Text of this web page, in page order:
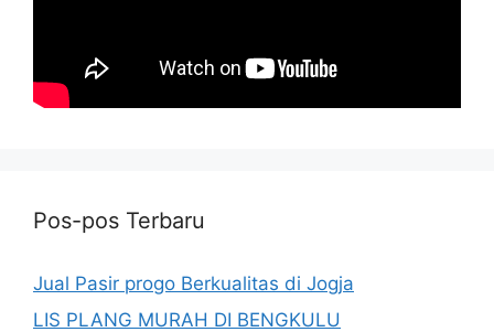
Pos-pos Terbaru
Jual Pasir progo Berkualitas di Jogja
LIS PLANG MURAH DI BENGKULU